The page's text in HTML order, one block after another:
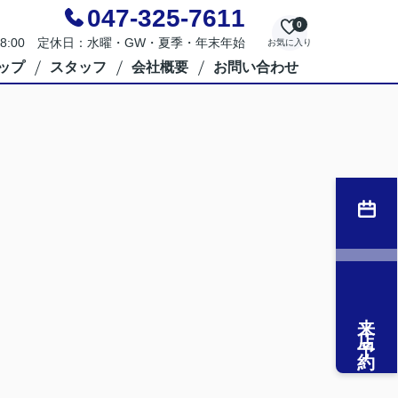
047-325-7611
定休日：水曜・GW・夏季・年末年始 お気に入り
0
プ スタッフ 会社概要 お問い合わせ
来店予約